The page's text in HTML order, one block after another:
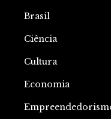
Brasil
Ciência
Cultura
Economia